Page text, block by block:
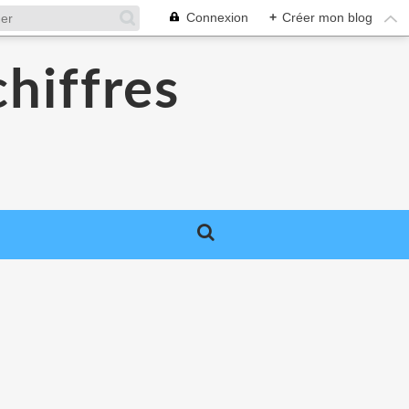
Connexion + Créer mon blog